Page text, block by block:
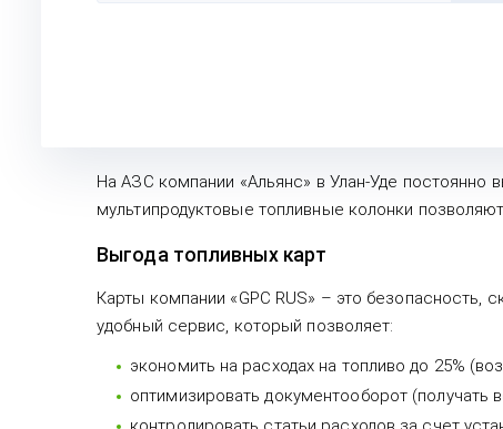
На АЗС компании «Альянс» в Улан-Уде постоянно
мультипродуктовые топливные колонки
Выгода топливных карт
Карты компании «GPC RUS» – это
удобный сервис, который позволяет:
экономить на расходах на топливо до 25%
оптимизировать документооборот (получать